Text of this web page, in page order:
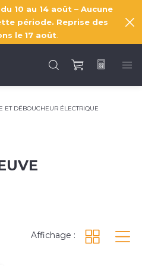
10 au 14 août – Aucune
période. Reprise des
le 17 août
ET DÉBOUCHEUR ÉLECTRIQUE
Affichage :